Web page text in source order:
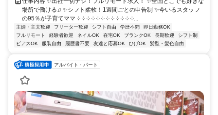
場所で働ける♫ ✨シフト柔軟！1週間ごとの申告制 ✨今いるスタッフ
の95％が子育てママ ༶ ༶ ༶ ༶ ༶ ༶ ༶ ༶ ༶ ༶ ༶ ༶...
主婦・主夫歓迎 フリーター歓迎 シフト自由 学歴不問
即日勤務OK
フルリモート
経験者歓迎 ネイルOK 在宅OK ブランクOK 長期歓迎
シフト制
ピアスOK
服装自由 履歴書不要 友達と応募OK ひげOK 髪型・髪色自由
アルバイト・パート